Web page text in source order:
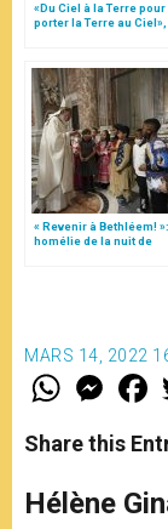
«Du Ciel à la Terre pour
porter la Terre au Ciel»,
« Revenir à Bethléem! »:
homélie de la nuit de
Noël (texte complet)
MARS 14, 2022
W
t
s
p
p
M
e
s
e
g
e
F
a
e
b
o
k
Share this
Hélène